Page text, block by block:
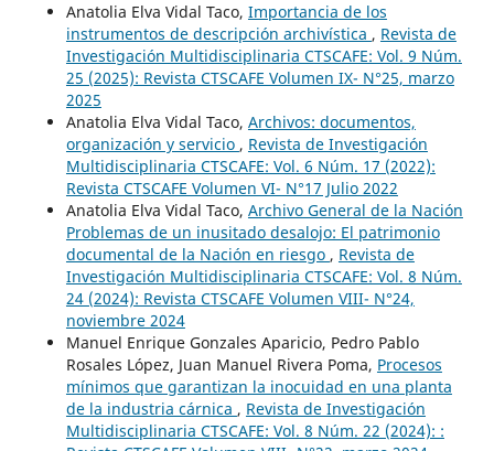
Anatolia Elva Vidal Taco, Importancia de los
instrumentos de descripción archivística , Revista de
Investigación Multidisciplinaria CTSCAFE: Vol. 9 Núm.
25 (2025): Revista CTSCAFE Volumen IX- N°25, marzo
2025
Anatolia Elva Vidal Taco, Archivos: documentos,
organización y servicio , Revista de Investigación
Multidisciplinaria CTSCAFE: Vol. 6 Núm. 17 (2022):
Revista CTSCAFE Volumen VI- N°17 Julio 2022
Anatolia Elva Vidal Taco, Archivo General de la Nación
Problemas de un inusitado desalojo: El patrimonio
documental de la Nación en riesgo , Revista de
Investigación Multidisciplinaria CTSCAFE: Vol. 8 Núm.
24 (2024): Revista CTSCAFE Volumen VIII- N°24,
noviembre 2024
Manuel Enrique Gonzales Aparicio, Pedro Pablo
Rosales López, Juan Manuel Rivera Poma, Procesos
mínimos que garantizan la inocuidad en una planta
de la industria cárnica , Revista de Investigación
Multidisciplinaria CTSCAFE: Vol. 8 Núm. 22 (2024): :